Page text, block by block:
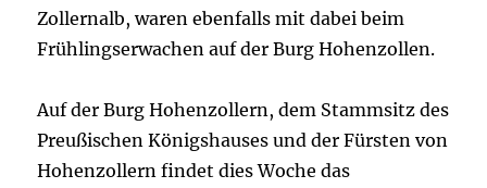
Zollernalb, waren ebenfalls mit dabei beim
Frühlingserwachen auf der Burg Hohenzollen.
Auf der Burg Hohenzollern, dem Stammsitz des
Preußischen Königshauses und der Fürsten von
Hohenzollern findet dies Woche das